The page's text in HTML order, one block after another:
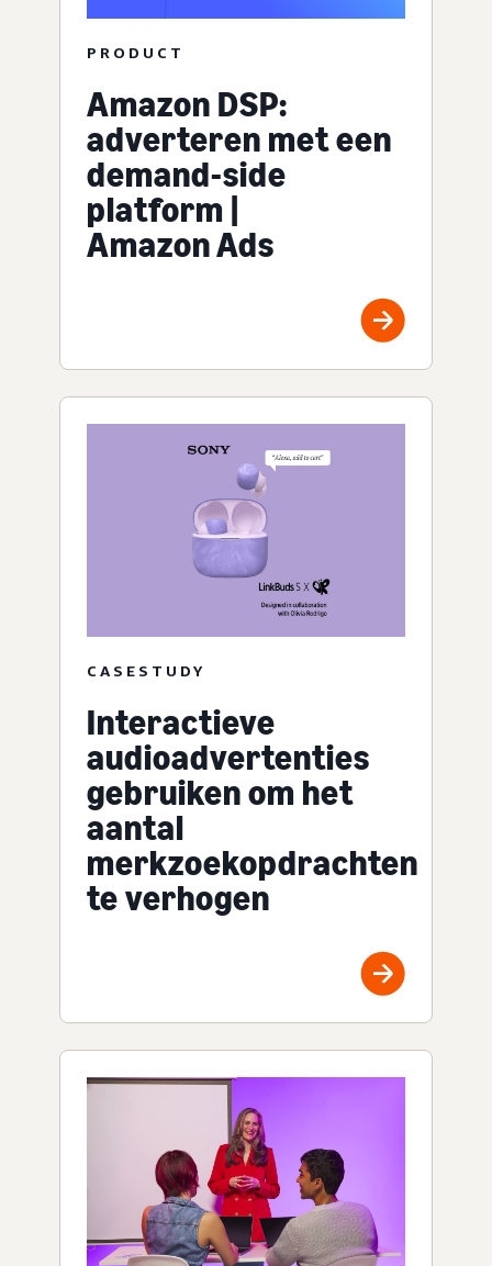
PRODUCT
Amazon DSP:
adverteren met een
demand-side
platform |
Amazon Ads
CASESTUDY
Interactieve
audioadvertenties
gebruiken om het
aantal
merkzoekopdrachten
te verhogen